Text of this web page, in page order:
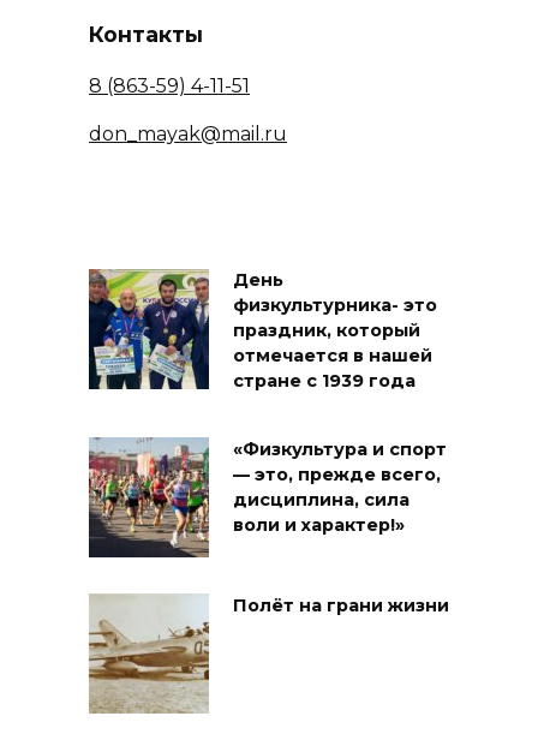
Контакты
8 (863-59) 4-11-51
don_mayak@mail.ru
День
физкультурника- это
праздник, который
отмечается в нашей
стране с 1939 года
«Физкультура и спорт
— это, прежде всего,
дисциплина, сила
воли и характер!»
Полёт на грани жизни